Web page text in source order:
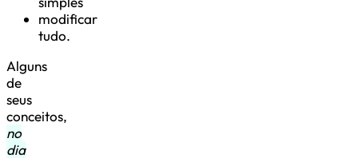
modificar
tudo.
Alguns
de
seus
conceitos,
no
dia